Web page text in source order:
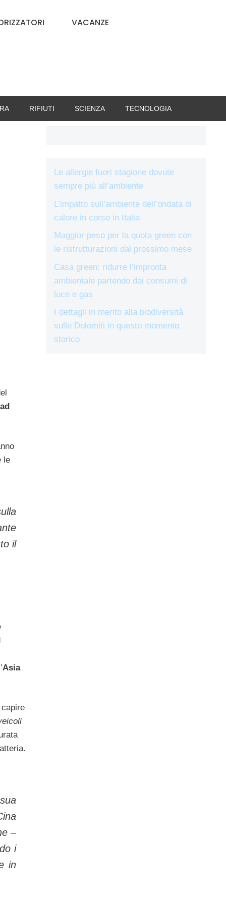
VACANZE
RIFIUTI SCIENZA TECNOLOGIA
le
il
Asia
–
i
in
Le allergie fuori stagione dovute
sempre più all’ambiente
L’impatto sull’ambiente dell’ondata di
calore in corso in Italia
Maggior peso per la quota green con
le ristrutturazioni dal prossimo mese
Casa green: ridurre l’impronta
ambientale partendo dai consumi di
luce e gas
I dettagli in merito alla biodiversità
sulle Dolomiti in questo momento
storico